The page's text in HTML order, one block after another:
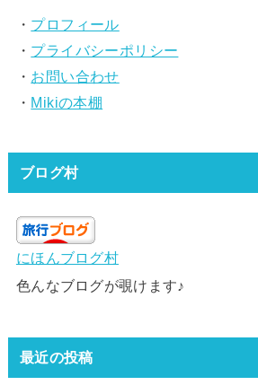
・ プロフィール
・ プライバシーポリシー
・ お問い合わせ
・ Mikiの本棚
ブログ村
にほんブログ村
色んなブログが覗けます♪
最近の投稿